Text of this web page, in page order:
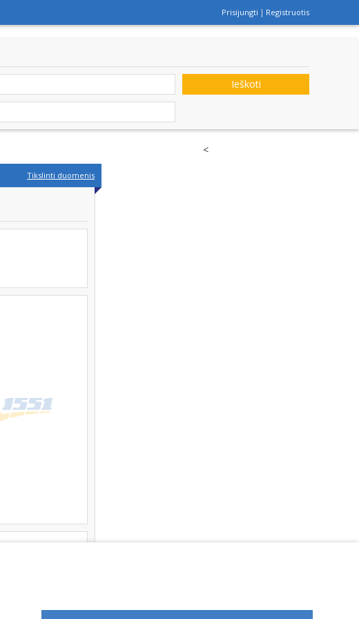
Prisijungti Registruotis
Ieškoti
Tikslinti duomenis
<